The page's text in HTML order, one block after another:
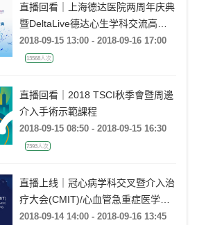
直播回看｜上海德达医院两周年庆典
暨DeltaLive德达心生学科交流高峰
论坛
2018-09-15 13:00 - 2018-09-16 17:00
13568人次
直播回看｜2018 TSCI秋季會暨周邊
介入手術示範課程
2018-09-15 08:50 - 2018-09-15 16:30
7393人次
直播上线｜冠心病学科交叉暨介入治
疗大会(CMIT)/心血管急重症医学大
会(AICC)/中国睡眠与心脏峰会(CCS)
2018-09-14 14:00 - 2018-09-16 13:45